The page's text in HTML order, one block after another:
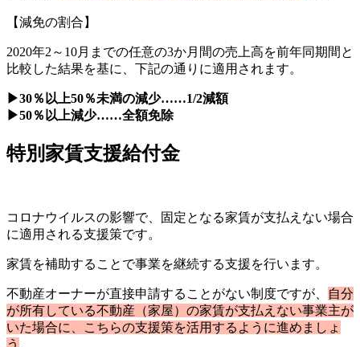
【減免の割合】
2020年2～10月までの任意の3か月間の売上高を前年同期間と
比較した結果を基に、下記の通りに適用されます。
▶30％以上50％未満の減少……1/2減額
▶50％以上減少……全額免除
特別家賃支援給付金
コロナウイルスの影響で、固定となる家賃が支払えない場合
に適用される支援策です。
家賃を補助することで事業を継続する支援を行います。
不動産オーナーが直接申請することがない制度ですが、
自分
が所有している不動産（家屋）の家賃が支払えない事業主が
いた場合に、こちらの支援策を活用するように進めましょ
う 。